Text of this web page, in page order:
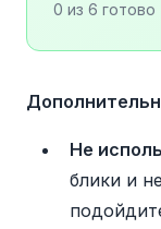
0 из 6 готово
Не
блики и